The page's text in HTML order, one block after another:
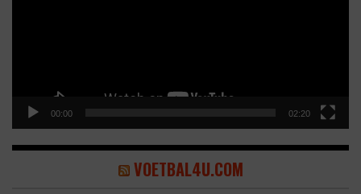
00:00 02:20
VOETBAL4U.COM